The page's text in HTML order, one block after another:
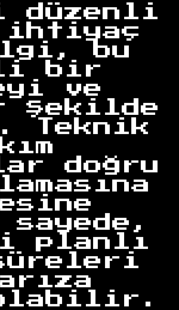
düzenli
ihtiyaç
bu
bir
ve
şekilde
Teknik
doğru
planlı
süreleri
olabilir.